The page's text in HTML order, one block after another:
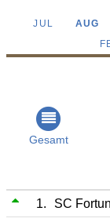
JUL AUG
Gesamt
1. SC